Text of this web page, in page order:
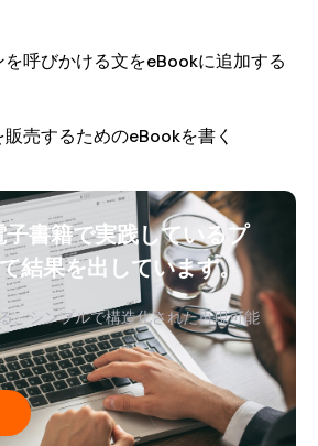
呼びかける文をeBookに追加する
売するためのeBookを書く
書籍で実践しているプ
結果を出しています。
、シンプルで構造化された再現可能